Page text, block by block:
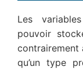
Les
pouvoir
contrairement
qu’un type